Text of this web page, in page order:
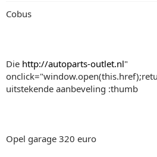
Cobus
Die http://autoparts-outlet.nl"
uitstekende aanbeveling :thumb
Opel garage 320 euro